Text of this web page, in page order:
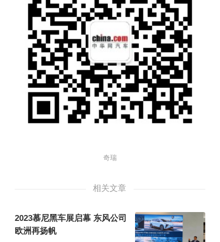
之所以能在逆境中不衰，离不开奇瑞捷途以用
户为中心的核心理念，以及其“旅行 ”生态圈的
不断升级和完善。自问世之初，奇瑞捷途便与
携程、方特、途居及全国多省的文旅厅、旅游
景点达成合作，将汽车服务、旅游产业以及餐
饮、娱乐、酒店等进行全面整合，形成以用户
使用场景为中心的异业联盟，更将其升级为全
奇瑞
相关文章
2023慕尼黑车展启幕 东风公司
欧洲再扬帆